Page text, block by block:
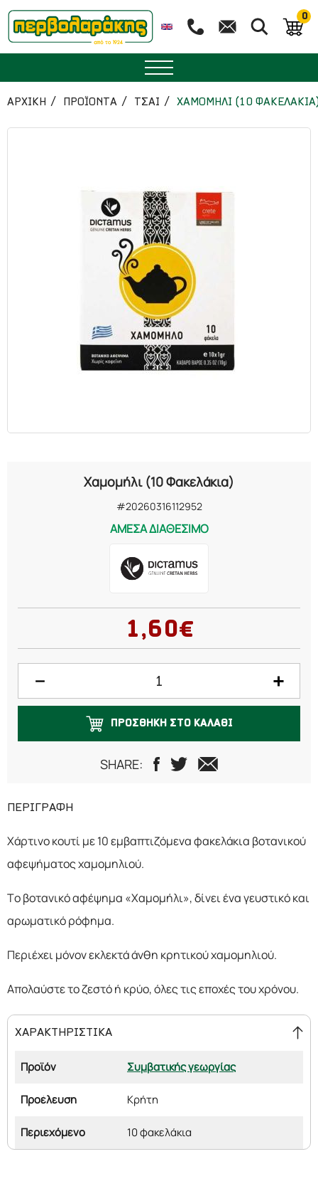
0
ΜΠΑΧΑΡΙΚΑ
ΒΟΤΑΝΑ
ΑΡΧΙΚΉ ΠΡΟΪΟΝΤΑ ΤΣΑΙ ΧΑΜΟΜΗΛΙ (10
Χαμομήλι (10 Φακελάκια)
#20260316112952
ΑΜΕΣΑ ΔΙΑΘΕΣΙΜΟ
1,60€
ΠΡΟΣΘΗΚΗ ΣΤΟ ΚΑΛΑΘΙ
SHARE:
ΠΕΡΙΓΡΑΦΗ
Χάρτινο κουτί με 10 εμβαπτιζόμενα φακελάκια βοτανικού
αφεψήματος χαμομηλιού.
Το βοτανικό αφέψημα «Χαμομήλι», δίνει ένα γευστικό και
αρωματικό ρόφημα.
Περιέχει μόνον εκλεκτά άνθη κρητικού χαμομηλιού.
Απολαύστε το ζεστό ή κρύο, όλες τις εποχές του χρόνου.
ΧΑΡΑΚΤΗΡΙΣΤΙΚΑ
Προϊόν Συμβατικής γεωργίας
Προέλευση Κρήτη
Περιεχόμενο 10 φακελάκια